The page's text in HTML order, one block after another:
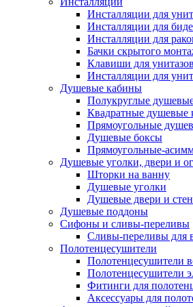
Инсталляции для
Инсталляции для биде
Инсталляции для
Бачки скрытого
Клавиши для унитазов
Инсталляции для
Душевые кабины
Полукруглые
Квадратные душевые
Прямоугольные
Душевые боксы
Прямоугольные-
Душевые уголки, двери и
Шторки на ванну
Душевые уголки
Душевые двери и
Душевые поддоны
Сифоны и сливы-переливы
Сливы-переливы для
Полотенцесушители
Полотенцесушители
Полотенцесушители
Фитинги для
Аксессуары для